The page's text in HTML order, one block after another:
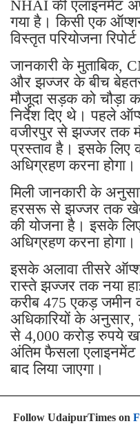
NHAI की एलाइनमेंट
गया है। किसी एक
विस्तृत परियोजना
जानकारी के मुताबिक,
और झज्जर के बीच
मौजूदा सड़क को चौड़ा
निर्देश दिए थे। पहले
वजीरपुर से झज्जर तक
प्रस्ताव है। इसके लिए
अधिग्रहण करना होगा।
मिली जानकारी के
हरसरू से झज्जर तक
की योजना है। इसके
अधिग्रहण करना होगा।
इसके अलावा तीसरे
रास्ते झज्जर तक नया
करीब 475 एकड़ जमीन
अधिकारियों के
से 4,000 करोड़ रुपये
अंतिम फैसला
बाद लिया जाएगा।
Follow UdaipurTimes on